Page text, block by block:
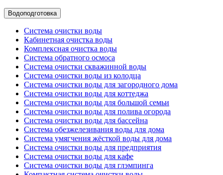
Водоподготовка
Система очистки воды
Кабинетная очистка воды
Комплексная очистка воды
Система обратного осмоса
Система очистки скважинной воды
Система очистки воды из колодца
Система очистки воды для загородного дома
Система очистки воды для коттеджа
Система очистки воды для большой семьи
Система очистки воды для полива огорода
Система очистки воды для бассейна
Система обезжелезивания воды для дома
Система умягчения жёсткой воды для дома
Система очистки воды для предприятия
Система очистки воды для кафе
Система очистки воды для глэмпинга